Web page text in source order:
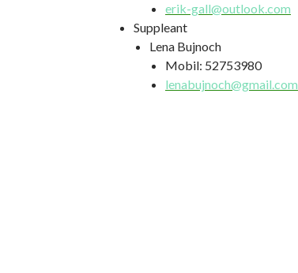
erik-gall@outlook.com
Suppleant
Lena Bujnoch
Mobil: 52753980
lenabujnoch@gmail.com